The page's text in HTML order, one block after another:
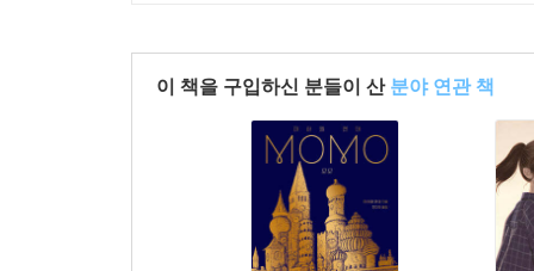
이 책을 구입하신 분들이 산 분야 연관 책